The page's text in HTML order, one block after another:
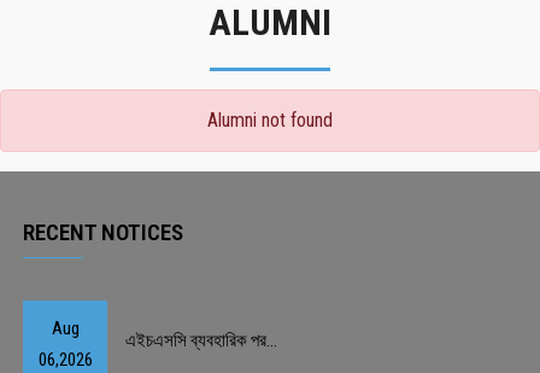
ALUMNI
Alumni not found
RECENT NOTICES
Aug
06,2026
এইচএসসি ব্যবহারিক পর...